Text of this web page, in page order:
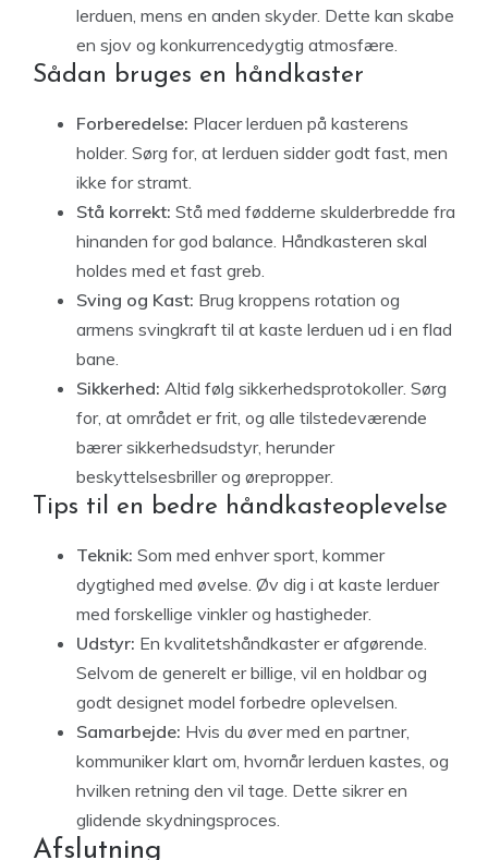
lerduen, mens en anden skyder. Dette kan skabe
en sjov og konkurrencedygtig atmosfære.
Sådan bruges en håndkaster
Forberedelse: Placer lerduen på kasterens
holder. Sørg for, at lerduen sidder godt fast, men
ikke for stramt.
Stå korrekt: Stå med fødderne skulderbredde fra
hinanden for god balance. Håndkasteren skal
holdes med et fast greb.
Sving og Kast: Brug kroppens rotation og
armens svingkraft til at kaste lerduen ud i en flad
bane.
Sikkerhed: Altid følg sikkerhedsprotokoller. Sørg
for, at området er frit, og alle tilstedeværende
bærer sikkerhedsudstyr, herunder
beskyttelsesbriller og ørepropper.
Tips til en bedre håndkasteoplevelse
Teknik: Som med enhver sport, kommer
dygtighed med øvelse. Øv dig i at kaste lerduer
med forskellige vinkler og hastigheder.
Udstyr: En kvalitetshåndkaster er afgørende.
Selvom de generelt er billige, vil en holdbar og
godt designet model forbedre oplevelsen.
Samarbejde: Hvis du øver med en partner,
kommuniker klart om, hvornår lerduen kastes, og
hvilken retning den vil tage. Dette sikrer en
glidende skydningsproces.
Afslutning